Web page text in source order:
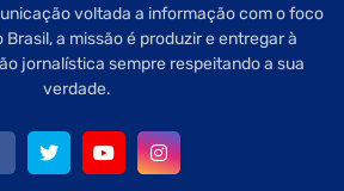
voltada a informação com o foco
a missão é produzir e entregar à
jornalística sempre respeitando a sua
verdade.